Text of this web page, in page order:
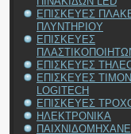
ΕΠΙΣΚΕΥΕΣ
ΠΛΥΝΤΗΡΙΟΥ
ΕΠΙΣΚΕΥΕΣ
ΕΠΙΣΚΕΥΕΣ
ΕΠΙΣΚΕΥΕΣ
LOGITECH
ΕΠΙΣΚΕΥΕΣ
ΗΛΕΚΤΡΟΝΙΚΑ